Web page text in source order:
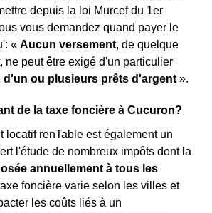
depuis la loi Murcef du 1er
vous demandez quand payer le
« Aucun versement, de quelque
ne peut être exigé d'un particulier
ou plusieurs prêts d'argent ».
de la taxe foncière à Cucuron?
locatif renTable est également un
l'étude de nombreux impôts dont la
annuellement à tous les
foncière varie selon les villes et
les coûts liés à un